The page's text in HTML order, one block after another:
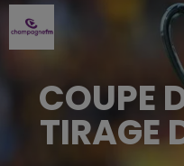
COUPE
TIRAGE